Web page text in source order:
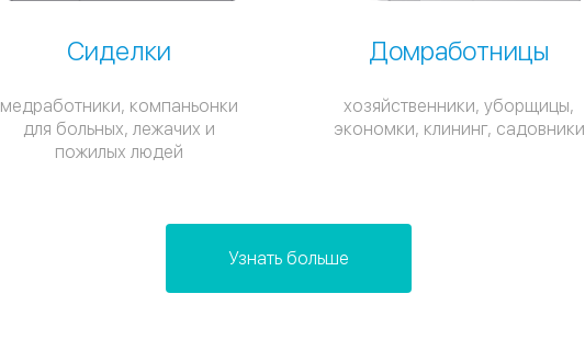
Сиделки
медработники, компаньонки
для больных, лежачих и
пожилых людей
Домработницы
хозяйственники, уборщицы,
экономки, клининг, садовники
Узнать больше